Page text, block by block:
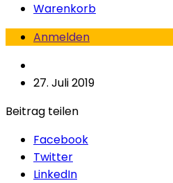
Warenkorb
Anmelden
27. Juli 2019
Beitrag teilen
Facebook
Twitter
LinkedIn